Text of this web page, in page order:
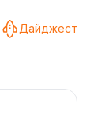
Дайджест